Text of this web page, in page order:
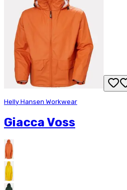
Helly Hansen Workwear
Giacca Voss